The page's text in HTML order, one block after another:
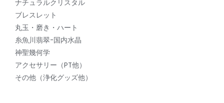
ナチュラルクリスタル
ブレスレット
丸玉・磨き・ハート
糸魚川翡翠-国内水晶
神聖幾何学
アクセサリー（PT他）
その他（浄化グッズ他）